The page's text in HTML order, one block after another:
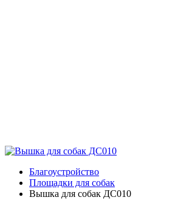
Благоустройство
Площадки для собак
Вышка для собак ДС010